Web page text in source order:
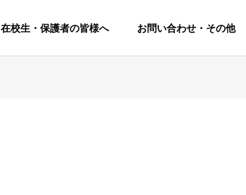
在校生・保護者の皆様へ お問い合わせ・その他